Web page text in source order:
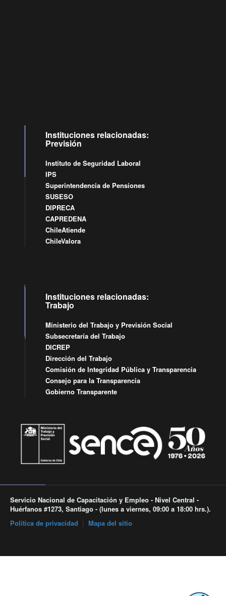
Instituciones relacionadas:
Previsión
Instituto de Seguridad Laboral
IPS
Superintendencia de Pensiones
SUSESO
DIPRECA
CAPREDENA
ChileAtiende
ChileValora
Instituciones relacionadas:
Trabajo
Ministerio del Trabajo y Previsión Social
Subsecretaría del Trabajo
DICREP
Dirección del Trabajo
Comisión de Integridad Pública y Transparencia
Consejo para la Transparencia
Gobierno Transparente
Servicio Nacional de Capacitación y Empleo - Nivel Central -
Huérfanos #1273, Santiago - (lunes a viernes, 09:00 a 18:00 hrs.).
Política de privacidad
Mapa del sitio